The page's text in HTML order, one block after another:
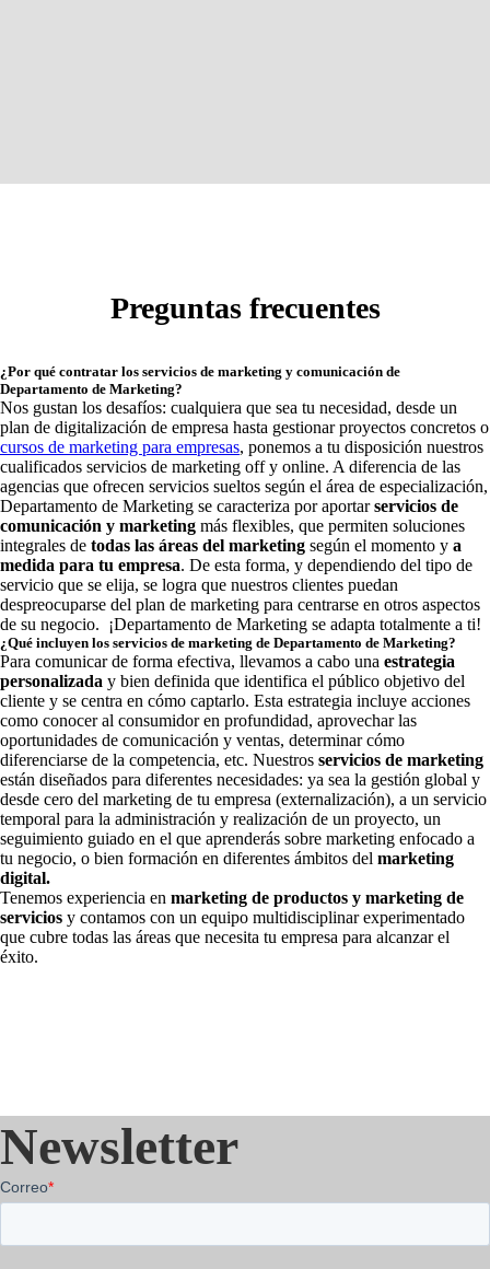
Preguntas frecuentes
¿Por qué contratar los servicios de marketing y comunicación de
Departamento de Marketing?
Nos gustan los desafíos: cualquiera que sea tu necesidad, desde un
plan de digitalización de empresa hasta gestionar proyectos concretos o
cursos de marketing para empresas, ponemos a tu disposición nuestros
cualificados servicios de marketing off y online. A diferencia de las
agencias que ofrecen servicios sueltos según el área de especialización,
Departamento de Marketing se caracteriza por aportarservicios de
comunicación y marketing más flexibles, que permiten soluciones
integrales de todas las áreas del marketing según el momento y a
medida para tu empresa. De esta forma, y dependiendo del tipo de
servicio que se elija, se logra que nuestros clientes puedan
despreocuparse del plan de marketing para centrarse en otros aspectos
de su negocio. ¡Departamento de Marketing se adapta totalmente a ti!
¿Qué incluyen los servicios de marketing de Departamento de Marketing?
Para comunicar de forma efectiva, llevamos a cabo una estrategia
personalizada y bien definida que identifica el público objetivo del
cliente y se centra en cómo captarlo. Esta estrategia incluye acciones
como conocer al consumidor en profundidad, aprovechar las
oportunidades de comunicación y ventas, determinar cómo
diferenciarse de la competencia, etc. Nuestros servicios de marketing
están diseñados para diferentes necesidades: ya sea la gestión global y
desde cero del marketing de tu empresa (externalización), a un servicio
temporal para la administración y realización de un proyecto, un
seguimiento guiado en el que aprenderás sobre marketing enfocado a
tu negocio, o bien formación en diferentes ámbitos del marketing
digital.
Tenemos experiencia en marketing de productos y marketing de
servicios y contamos con un equipo multidisciplinar experimentado
que cubre todas las áreas que necesita tu empresa para alcanzar el
éxito.
Newsletter